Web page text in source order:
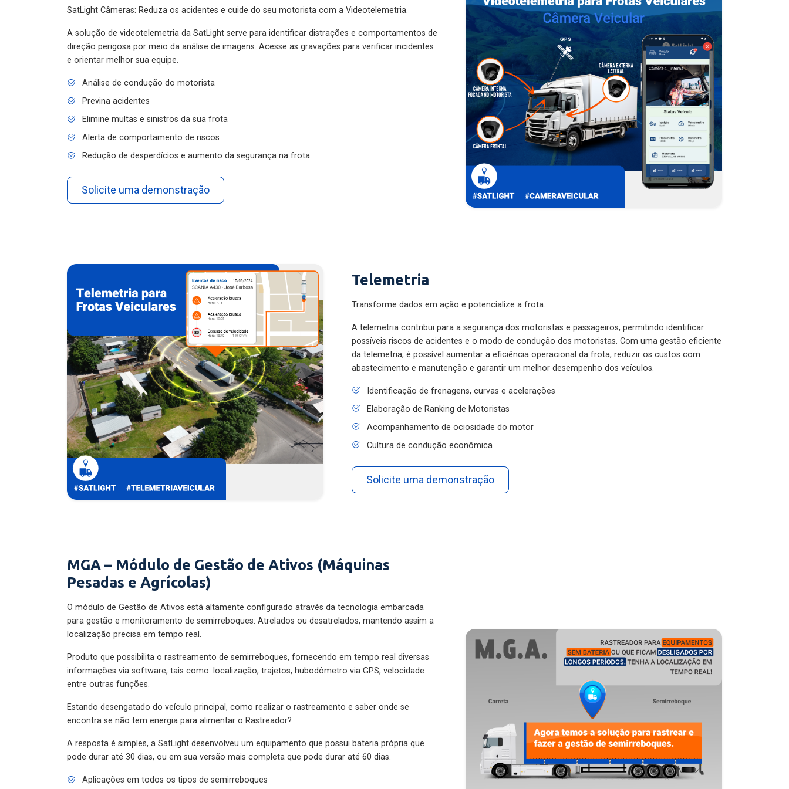
SatLight Câmeras: Reduza os acidentes e cuide do seu motorista com a Videotelemetria.
A solução de videotelemetria da SatLight serve para identificar distrações e comportamentos de
direção perigosa por meio da análise de imagens. Acesse as gravações para verificar incidentes
e orientar melhor sua equipe.
Análise de condução do motorista
Previna acidentes
Elimine multas e sinistros da sua frota
Alerta de comportamento de riscos
Redução de desperdícios e aumento da segurança na frota
Solicite uma demonstração
Telemetria
Transforme dados em ação e potencialize a frota.
A telemetria contribui para a segurança dos motoristas e passageiros, permitindo identificar
possíveis riscos de acidentes e o modo de condução dos motoristas. Com uma gestão eficiente
da telemetria, é possível aumentar a eficiência operacional da frota, reduzir os custos com
abastecimento e manutenção e garantir um melhor desempenho dos veículos.
Identificação de frenagens, curvas e acelerações
Elaboração de Ranking de Motoristas
Acompanhamento de ociosidade do motor
Cultura de condução econômica
Solicite uma demonstração
MGA – Módulo de Gestão de Ativos (Máquinas
Pesadas e Agrícolas)
O módulo de Gestão de Ativos está altamente configurado através da tecnologia embarcada
para gestão e monitoramento de semirreboques: Atrelados ou desatrelados, mantendo assim a
localização precisa em tempo real.
Produto que possibilita o rastreamento de semirreboques, fornecendo em tempo real diversas
informações via software, tais como: localização, trajetos, hubodômetro via GPS, velocidade
entre outras funções.
Estando desengatado do veículo principal, como realizar o rastreamento e saber onde se
encontra se não tem energia para alimentar o Rastreador?
A resposta é simples, a SatLight desenvolveu um equipamento que possui bateria própria que
pode durar até 30 dias, ou em sua versão mais completa que pode durar até 60 dias.
Aplicações em todos os tipos de semirreboques